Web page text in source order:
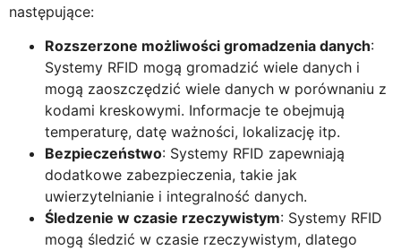
następujące:
Rozszerzone możliwości gromadzenia danych:
Systemy RFID mogą gromadzić wiele danych i
mogą zaoszczędzić wiele danych w porównaniu z
kodami kreskowymi. Informacje te obejmują
temperaturę, datę ważności, lokalizację itp.
Bezpieczeństwo: Systemy RFID zapewniają
dodatkowe zabezpieczenia, takie jak
uwierzytelnianie i integralność danych.
Śledzenie w czasie rzeczywistym: Systemy RFID
mogą śledzić w czasie rzeczywistym, dlatego